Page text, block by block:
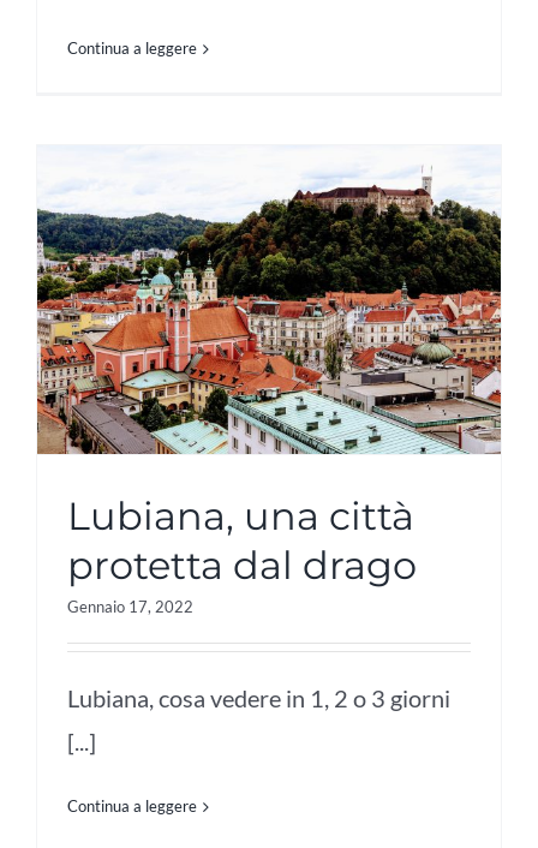
Continua a leggere
Lubiana, una città
protetta dal drago
Gennaio 17, 2022
Lubiana, cosa vedere in 1, 2 o 3 giorni
[...]
Continua a leggere